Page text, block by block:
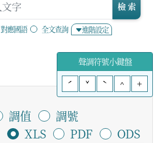
對應國語 全文查詢 進階設定
檢 索
聲調符號小鍵盤
ˊ
ˇ ˋ ^ +
調值
調號
XLS
PDF
ODS